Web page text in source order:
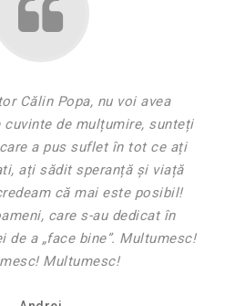
Călin Popa, nu voi avea
de mulțumire, sunteți
a pus suflet în tot ce ați
ați sădit speranță și viață
că mai este posibil!
care s-au dedicat în
de a „face bine”. Multumesc!
Multumesc!